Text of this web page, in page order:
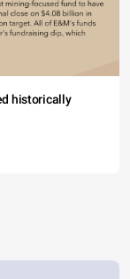
historically